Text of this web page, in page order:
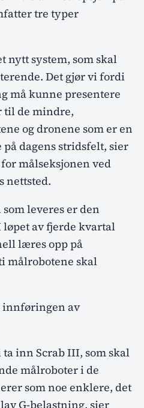
tre typer
nytt system, som skal
Det gjør vi fordi
må kunne presentere
til de mindre,
og dronene som er en
dagens stridsfelt, sier
målseksjonen ved
nettsted.
leveres er den
av fjerde kvartal
læres opp på
målrobotene skal
innføringen av
inn Scrab III, som skal
målroboter i de
som noe enklere, det
G-belastning, sier